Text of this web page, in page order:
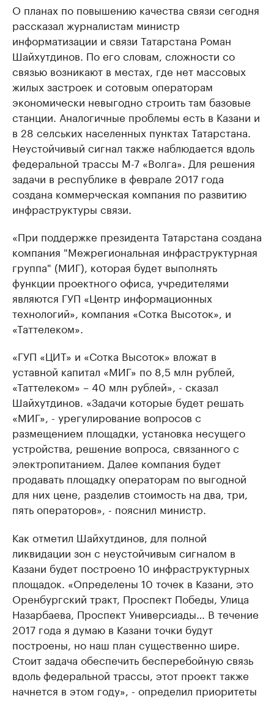
О планах по повышению качества связи сегодня
рассказал журналистам министр
информатизации и связи Татарстана Роман
Шайхутдинов. По его словам, сложности со
связью возникают в местах, где нет массовых
жилых застроек и сотовым операторам
экономически невыгодно строить там базовые
станции. Аналогичные проблемы есть в Казани и
в 28 селських населенных пунктах Татарстана.
Неустойчивый сигнал также наблюдается вдоль
федеральной трассы М-7 «Волга». Для решения
задачи в республике в феврале 2017 года
создана коммерческая компания по развитию
инфраструктуры связи.
«При поддержке президента Татарстана создана
компания "Межрегиональная инфраструктурная
группа" (МИГ), которая будет выполнять
функции проектного офиса, учредителями
являются ГУП «Центр информационных
технологий», компания «Сотка Высоток», и
«Таттелеком».
«ГУП «ЦИТ» и «Сотка Высоток» вложат в
уставной капитал «МИГ» по 8,5 млн рублей,
«Таттелеком» – 40 млн рублей», - сказал
Шайхутдинов. «Задачи которые будет решать
«МИГ», - урегулирование вопросов с
размещением площадки, установка несущего
устройства, решение вопроса, связанного с
электропитанием. Далее компания будет
продавать площадку операторам по выгодной
для них цене, разделив стоимость на два, три,
пять операторов», - пояснил министр.
Как отметил Шайхутдинов, для полной
ликвидации зон с неустойчивым сигналом в
Казани будет построено 10 инфраструктурных
площадок. «Определены 10 точек в Казани, это
Оренбургский тракт, Проспект Победы, Улица
Назарбаева, Проспект Универсиады… В течение
2017 года я думаю в Казани точки будут
построены, но наш план существенно шире.
Стоит задача обеспечить бесперебойную связь
вдоль федеральной трассы, этот проект также
начнется в этом году», - определил приоритеты